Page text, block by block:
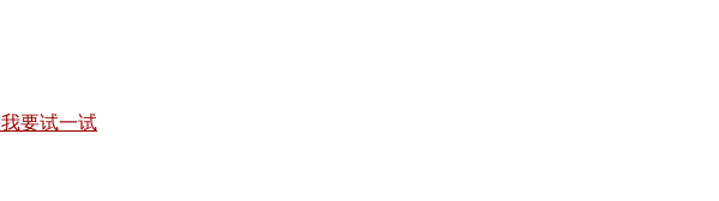
要试一试